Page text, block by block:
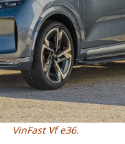
VinFast Vf e36.